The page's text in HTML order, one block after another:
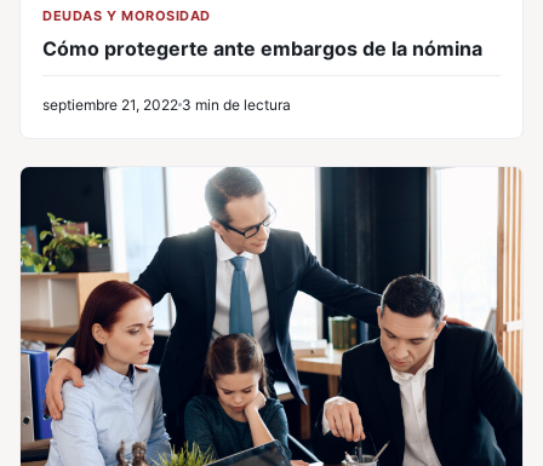
DEUDAS Y MOROSIDAD
Cómo protegerte ante embargos de la nómina
septiembre 21, 2022 3 min de lectura